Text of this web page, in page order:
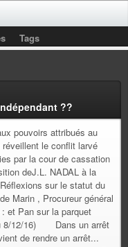
Tags
??
pouvoirs attribués au
réveillent le conflit larvé
par la cour de cassation
deJ.L. NADAL à la
sur le statut du
Marin , Procureur général
et Pan sur la parquet
8/12/16) Dans un arrêt
de rendre un arrêt...